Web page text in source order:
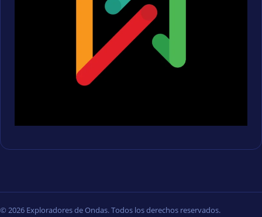
© 2026 Exploradores de Ondas. Todos los derechos reservados.